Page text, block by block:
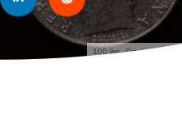
100 lire. Credit: Adobe